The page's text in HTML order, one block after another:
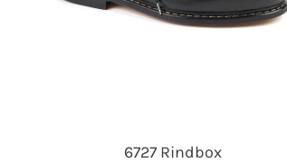
6727 Rindbox